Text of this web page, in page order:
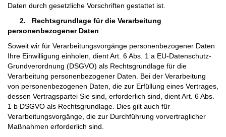
Daten durch gesetzliche Vorschriften gestattet ist.
2. Rechtsgrundlage für die Verarbeitung
personenbezogener Daten
Soweit wir für Verarbeitungsvorgänge personenbezogener Daten
Ihre Einwilligung einholen, dient Art. 6 Abs. 1 a EU-Datenschutz-
Grundverordnung (DSGVO) als Rechtsgrundlage für die
Verarbeitung personenbezogener Daten. Bei der Verarbeitung
von personenbezogenen Daten, die zur Erfüllung eines Vertrages,
dessen Vertragspartei Sie sind, erforderlich sind, dient Art. 6 Abs.
1 b DSGVO als Rechtsgrundlage. Dies gilt auch für
Verarbeitungsvorgänge, die zur Durchführung vorvertraglicher
Maßnahmen erforderlich sind.